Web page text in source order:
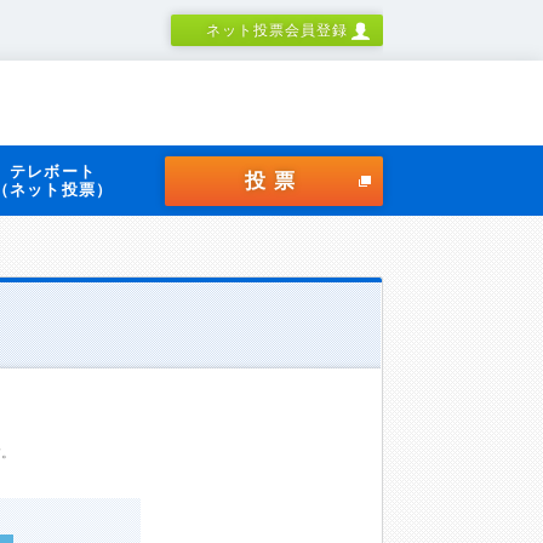
ネット投票会員登録
テレボート
（ネット投票）
投票